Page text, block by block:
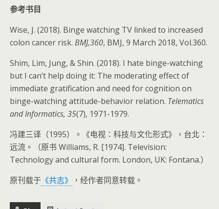
参考书目
Wise, J. (2018). Binge watching TV linked to increased
colon cancer risk. BMJ,360, BMJ, 9 March 2018, Vol.360.
Shim, Lim, Jung, & Shin. (2018). I hate binge-watching
but I can’t help doing it: The moderating effect of
immediate gratification and need for cognition on
binge-watching attitude-behavior relation. Telematics
and Informatics, 35(7), 1971-1979.
冯建三译（1995）。《电视：科技与文化形式》，台北：
远流。（原书 Williams, R. [1974]. Television:
Technology and cultural form. London, UK: Fontana.）
原刊载于 《共志》 ，经作者同意转载。